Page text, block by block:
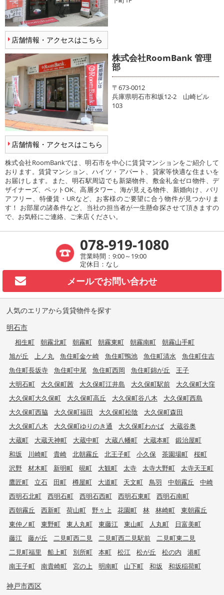
店舗情報・アクセスはこちら
店舗情報・アクセスはこちら
株式会社RoomBank 管理
部
〒673-0012
兵庫県明石市和坂12-2 山崎ビル
103
株式会社RoomBankでは、明石市を中心に賃貸マンションをご紹介して
おります。賃貸マンション、ハイツ・アパート、貸家等快適な住まいを
お届けします。また、明石駅周辺でも新築物件、敷金礼金ゼロ物件、デ
ザイナーズ、ペットOK、高層タワー、海が見える物件、新婚向け、バリ
アフリー、特優賃・URなど、お客様のご要望に合う物件が見つかりま
す！ お部屋の諸条件など、当社の担当者が一生懸命探させて頂きますの
で、お気軽にご連絡、ご来店ください。
078-919-1080
営業時間：9:00～19:00
定休日：なし
メールでお問い合わせ
人気のエリアから賃貸物件を探す
明石市
相生町 朝霧北町 朝霧町 朝霧東町 朝霧南町
朝霧山手町
旭が丘
上ノ丸 魚住町金ケ崎 魚住町鴨池 魚住町清水
魚住町住吉
魚住町長坂寺
魚住町中尾 魚住町西岡 魚住町錦が丘
王子
大明石町
大久保町茜 大久保町江井島 大久保町駅前
大久保町大窪
大久保町大久保町
大久保町高丘 大久保町谷八木
大久保町西島
大久保町西脇
大久保町福田 大久保町松陰
大久保町森田
大久保町八木
大久保町ゆりのき通 大久保町わかば
大蔵谷奥
大蔵町
大蔵天神町 大蔵中町 大蔵八幡町 大蔵本町
鍛治屋町
和坂
川崎町 貴崎 北朝霧丘 北王子町 小久保 茶園場町
桜町
沢野
材木町 新明町 硯町 大観町 太寺 太寺大野町
太寺天王町
鷹匠町
立石 田町 樽屋町 大道町 天文町 鳥羽 中朝霧丘
中崎
西明石北町
西明石町 西明石西町 西明石東町
西明石南町
西朝霧丘
西新町 荷山町 野々上 花園町 林 林崎町
東朝霧丘
東仲ノ町
東野町 東人丸町 東藤江 東山町 人丸町
日富美町
藤江
藤が丘 二見町西二見 二見町西二見駅前
二見町東二見
二見町福里
船上町 別所町 本町 松江 松が丘 松の内
港町
南王子町
南貴崎町 宮の上 明南町 山下町 和坂 和坂稲荷町
神戸市西区